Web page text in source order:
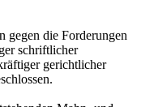
gegen die Forderungen
schriftlicher
gerichtlicher